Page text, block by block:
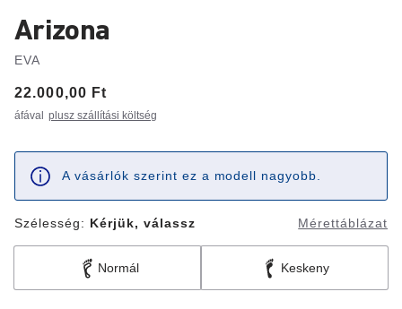
Arizona
EVA
Price:
22.000,00 Ft
áfával plusz szállítási költség
A vásárlók szerint ez a modell nagyobb.
Szélesség: Kérjük, válassz Mérettáblázat
Normál Keskeny